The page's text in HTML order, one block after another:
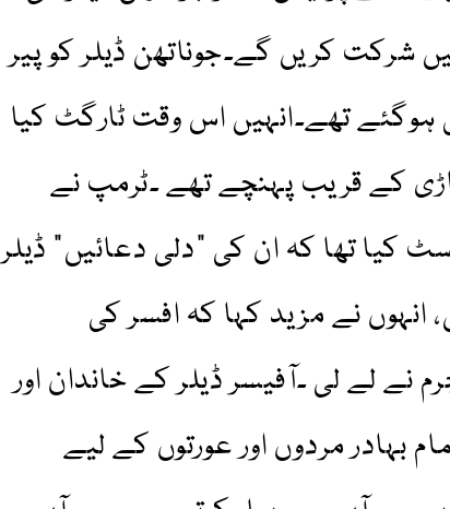
شرکت کریں گے۔جوناتھن ڈیلر کو پیر
تھے۔انہیں اس وقت ٹارگٹ کیا
کے قریب پہنچے تھے ۔ٹرمپ نے
کیا تھا کہ ان کی "دلی دعائیں” ڈیلر
نے مزید کہا کہ افسر کی
نے لے لی ۔آفیسر ڈیلر کے خاندان اور
بہادر مردوں اور عورتوں کے لیے